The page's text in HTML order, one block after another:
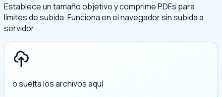
Establece un tamaño objetivo y comprime PDFs para
límites de subida. Funciona en el navegador sin subida a
servidor.
o suelta los archivos aquí